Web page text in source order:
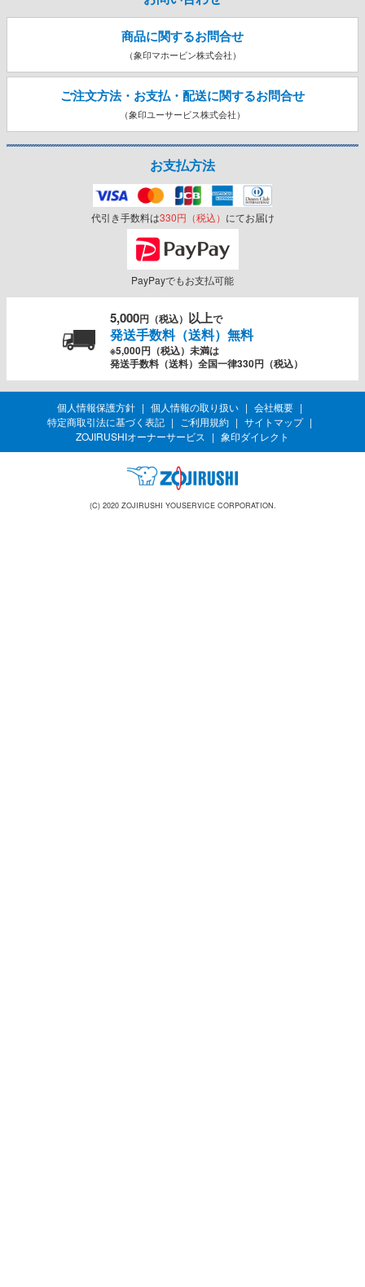
商品に関するお問合せ
（象印マホービン株式会社）
ご注文方法・お支払・配送に関するお問合せ
（象印ユーサービス株式会社）
お支払方法
代引き手数料は330円（税込） にてお届け
PayPayでもお支払可能
5,000円（税込） 以上で
発送手数料（送料）無料
※5,000円（税込）未満は
発送手数料（送料）全国一律330円（税込）
個人情報保護方針 個人情報の取り扱い
会社概要
特定商取引法に基づく表記
ご利用規約
サイトマップ
ZOJIRUSHIオーナーサービス
象印ダイレクト
(C) 2020 ZOJIRUSHI YOUSERVICE CORPORATION.